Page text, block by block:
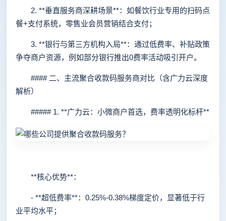
2. **垂直服务商深耕场景**：如餐饮行业专用的扫码点
餐+支付系统，零售业会员营销结合支付；
3. **银行与第三方机构入局**：通过低费率、补贴政策
争夺商户资源，例如部分银行推出0费率活动吸引开户。
#### 二、主流聚合收款码服务商对比（含广力云深度
解析）
##### 1. **广力云：小微商户首选，费率透明化标杆**
**核心优势**：
- **超低费率**：0.25%-0.38%梯度定价，显著低于行
业平均水平；